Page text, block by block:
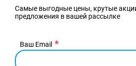
Самые выгодные цены, крутые
предложения в вашей рассылке
Ваш Email